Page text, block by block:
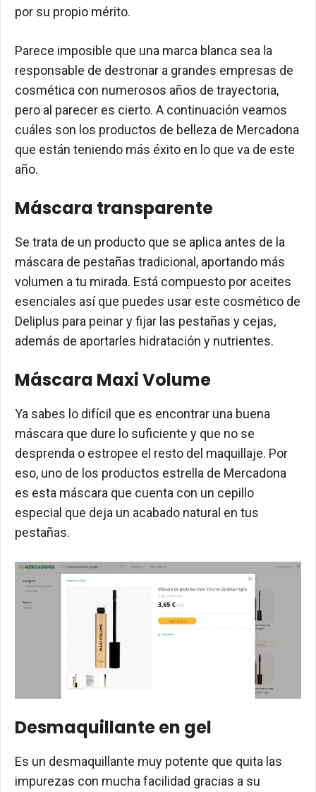
por su propio mérito.
Parece imposible que una marca blanca sea la
responsable de destronar a grandes empresas de
cosmética con numerosos años de trayectoria,
pero al parecer es cierto. A continuación veamos
cuáles son los productos de belleza de Mercadona
que están teniendo más éxito en lo que va de este
año.
Máscara transparente
Se trata de un producto que se aplica antes de la
máscara de pestañas tradicional, aportando más
volumen a tu mirada. Está compuesto por aceites
esenciales así que puedes usar este cosmético de
Deliplus para peinar y fijar las pestañas y cejas,
además de aportarles hidratación y nutrientes.
Máscara Maxi Volume
Ya sabes lo difícil que es encontrar una buena
máscara que dure lo suficiente y que no se
desprenda o estropee el resto del maquillaje. Por
eso, uno de los productos estrella de Mercadona
es esta máscara que cuenta con un cepillo
especial que deja un acabado natural en tus
pestañas.
Desmaquillante en gel
Es un desmaquillante muy potente que quita las
impurezas con mucha facilidad gracias a su